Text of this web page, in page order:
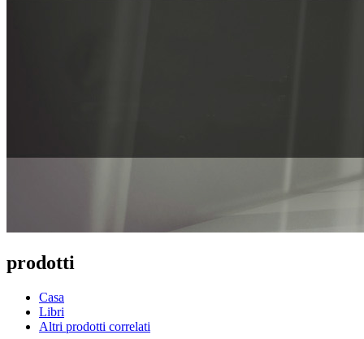
prodotti
Casa
Libri
Altri prodotti correlati